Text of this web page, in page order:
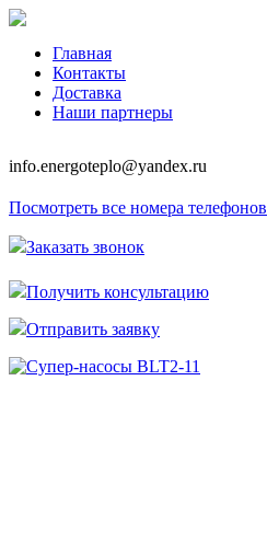
Главная
Контакты
Доставка
Наши партнеры
info.energoteplo@yandex.ru
Посмотреть все номера телефонов
Заказать звонок
Получить консультацию
Отправить заявку